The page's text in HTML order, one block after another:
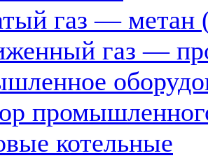
газ — метан
газ —
котельные